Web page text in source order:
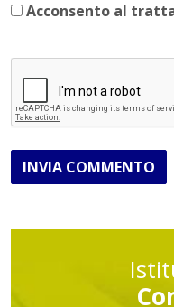
Acconsento al
INVIA COMMENTO